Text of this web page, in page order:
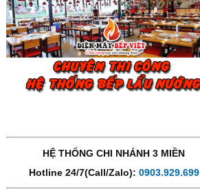
HỆ THỐNG CHI NHÁNH 3 MIỀN
Hotline 24/7(Call/Zalo): 0903.929.699